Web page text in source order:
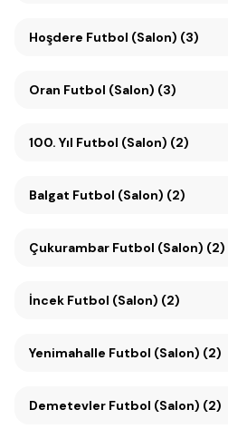
Hoşdere Futbol (Salon) (3)
Oran Futbol (Salon) (3)
100. Yıl Futbol (Salon) (2)
Balgat Futbol (Salon) (2)
Çukurambar Futbol (Salon) (2)
İncek Futbol (Salon) (2)
Yenimahalle Futbol (Salon) (2)
Demetevler Futbol (Salon) (2)